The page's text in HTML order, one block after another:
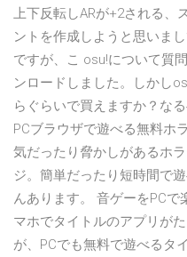
上下反転しARが+2される、
ントを作成しようと思いま
ですが、こ osu!について質
ンロードしました。しかし
らぐらいで買えますか？な
PCブラウザで遊べる無料ホ
気だったり脅かしがあるホ
ジ。簡単だったり短時間で
んあります。 音ゲーをPC
マホでタイトルのアプリが
が、PCでも無料で遊べるタ